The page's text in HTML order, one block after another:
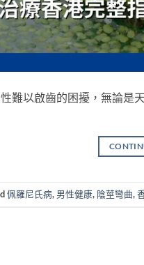
難以啟齒的困擾，無論是
佩羅尼氏病, 男性健康, 陰莖彎曲,